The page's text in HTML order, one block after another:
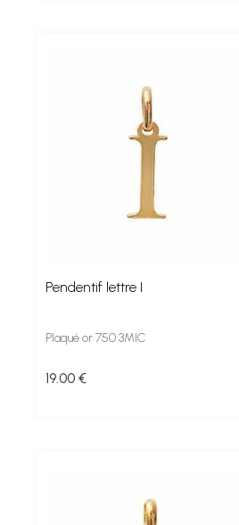
Pendentif lettre I
Plaqué or 750 3MIC
19.00 €